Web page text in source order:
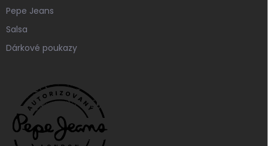
Pepe Jeans
Salsa
Dárkové poukazy